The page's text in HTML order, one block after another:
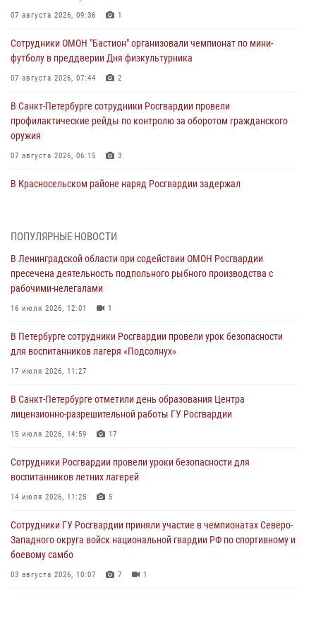
07 августа 2026, 09:36 1
Сотрудники ОМОН "Бастион" организовали чемпионат по мини-
футболу в преддверии Дня физкультурника
07 августа 2026, 07:44 2
В Санкт-Петербурге сотрудники Росгвардии провели
профилактические рейды по контролю за оборотом гражданского
оружия
07 августа 2026, 06:15 3
В Красносельском районе наряд Росгвардии задержал
06 августа 2026, 13:39 1
В Центральном районе росгвардейцы оперативно задержали
хулигана, стрелявшего из пускового устройства рядом с жилыми
домами
06 августа 2026, 11:36
Сотрудники и военнослужащие Росгвардии обеспечили
правопорядок при проведении матча "Зенит" - "Балтика"
06 августа 2026, 07:30
В Выборгском районе наряд Росгвардии обнаружил
разыскиваемый преступный автотранспорт
05 августа 2026, 12:25 2
Петербургские росгвардейцы обнаружили объявленный в розыск
автомобиль, ранее использовавшийся при совершении кражи в
Ленобласти
ПОПУЛЯРНЫЕ НОВОСТИ
В Ленинградской области при содействии ОМОН Росгвардии
пресечена деятельность подпольного рыбного производства с
рабочими-нелегалами
16 июля 2026, 12:01 1
В Петербурге сотрудники Росгвардии провели урок безопасности
для воспитанников лагеря «Подсолнух»
17 июля 2026, 11:27
В Санкт-Петербурге отметили день образования Центра
лицензионно-разрешительной работы ГУ Росгвардии
15 июля 2026, 14:59 17
Сотрудники Росгвардии провели уроки безопасности для
воспитанников летних лагерей
14 июля 2026, 11:25 5
Сотрудники ГУ Росгвардии приняли участие в чемпионатах Северо-
Западного округа войск национальной гвардии РФ по спортивному и
боевому самбо
03 августа 2026, 10:07 7 1